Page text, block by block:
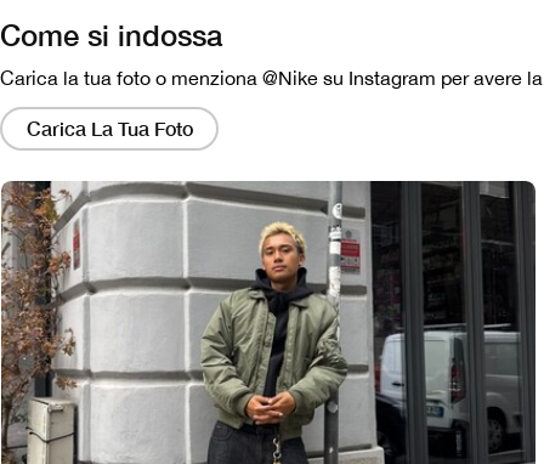
Come si indossa
Carica la tua foto o menziona @Nike su Instagram per avere
Carica La Tua Foto
Facendo
clic
su
collegamenti
si
aprirà
una
finestra
modale
contenente
una
versione
più
grande
dell'immagine.